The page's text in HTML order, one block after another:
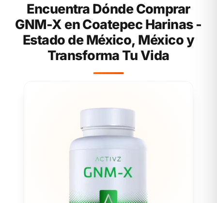
Encuentra Dónde Comprar
GNM-X en Coatepec Harinas -
Estado de México, México y
Transforma Tu Vida